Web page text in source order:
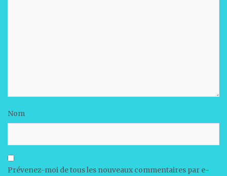
Nom
Prévenez-moi de tous les nouveaux commentaires par e-